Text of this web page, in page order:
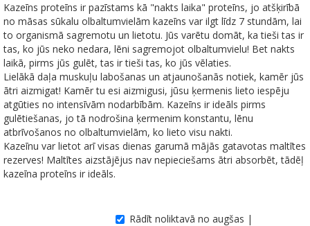
Kazeīns proteīns ir pazīstams kā "nakts laika" proteīns, jo atšķirībā
no māsas sūkalu olbaltumvielām kazeīns var ilgt līdz 7 stundām, lai
to organismā sagremotu un lietotu. Jūs varētu domāt, ka tieši tas ir
tas, ko jūs neko nedara, lēni sagremojot olbaltumvielu! Bet nakts
laikā, pirms jūs gulēt, tas ir tieši tas, ko jūs vēlaties.
Lielākā daļa muskuļu labošanas un atjaunošanās notiek, kamēr jūs
ātri aizmigat! Kamēr tu esi aizmigusi, jūsu ķermenis lieto iespēju
atgūties no intensīvām nodarbībām. Kazeīns ir ideāls pirms
gulētiešanas, jo tā nodrošina ķermenim konstantu, lēnu
atbrīvošanos no olbaltumvielām, ko lieto visu nakti.
Kazeīnu var lietot arī visas dienas garumā mājās gatavotas maltītes
rezerves! Maltītes aizstājējus nav nepieciešams ātri absorbēt, tādēļ
kazeīna proteīns ir ideāls.
Rādīt noliktavā no augšas |